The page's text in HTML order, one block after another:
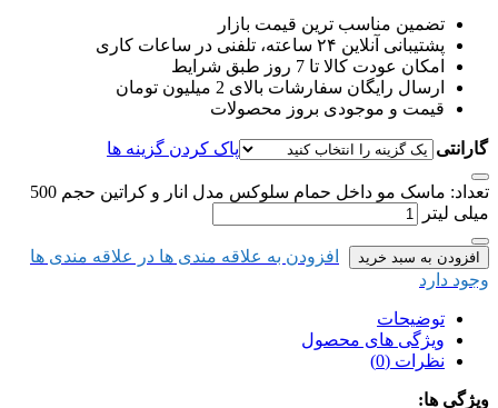
تضمین مناسب ترین قیمت بازار
پشتیبانی آنلاین ۲۴ ساعته، تلفنی در ساعات کاری
امکان عودت کالا تا 7 روز طبق شرایط
ارسال رایگان سفارشات بالای 2 میلیون تومان
قیمت و موجودی بروز محصولات
گارانتی پاک کردن گزینه ها
تعداد: ماسک مو داخل حمام سلوکس مدل انار و کراتین حجم 500
میلی لیتر
افزودن به سبد خرید افزودن به علاقه مندی ها در علاقه مندی ها
وجود دارد
توضیحات
ویژگی های محصول
نظرات (0)
ویژگی ها: